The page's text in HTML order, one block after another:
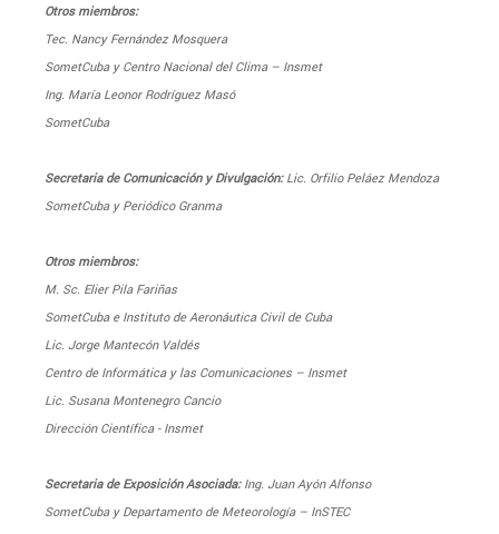
Otros miembros:
Tec. Nancy Fernández Mosquera
SometCuba y Centro Nacional del Clima – Insmet
Ing. María Leonor Rodríguez Masó
SometCuba
Secretaria de Comunicación y Divulgación:Lic. Orfilio Peláez Mendoza
SometCuba y Periódico Granma
Otros miembros:
M. Sc. Elier Pila Fariñas
SometCuba e Instituto de Aeronáutica Civil de Cuba
Lic. Jorge Mantecón Valdés
Centro de Informática y las Comunicaciones – Insmet
Lic. Susana Montenegro Cancio
Dirección Científica - Insmet
Secretaria de Exposición Asociada:Ing. Juan Ayón Alfonso
SometCuba y Departamento de Meteorología – InSTEC